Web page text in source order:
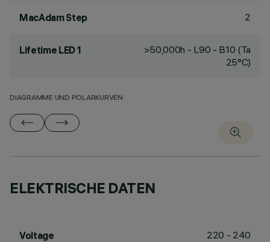
MacAdam Step 2
Lifetime LED 1
>50,000h - L90 - B10 (Ta
25°C)
DIAGRAMME UND POLARKURVEN
ELEKTRISCHE DATEN
Voltage 220 - 240